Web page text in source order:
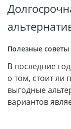
Полезные советы
В последние
о том, стоит ли
выгодные
вариантов